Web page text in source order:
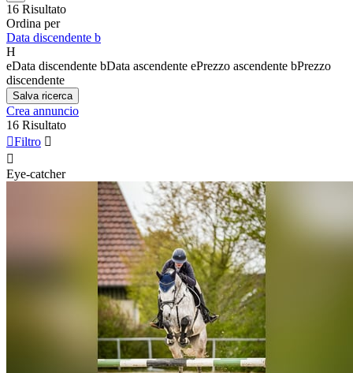
16 Risultato
Ordina per
Data discendente b
H
eData discendente bData ascendente ePrezzo ascendente bPrezzo
discendente
Salva ricerca
Crea annuncio
16 Risultato
Filtro 

Eye-catcher